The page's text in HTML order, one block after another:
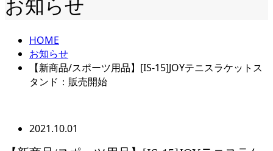
お知らせ
HOME
お知らせ
【新商品/スポーツ用品】[IS-15]JOYテニスラケットス
タンド：販売開始
2021.10.01